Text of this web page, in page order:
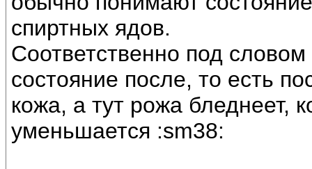
спиртных ядов.
Соответственно под
состояние после, то есть
кожа, а тут рожа бледнеет,
уменьшается :sm38: